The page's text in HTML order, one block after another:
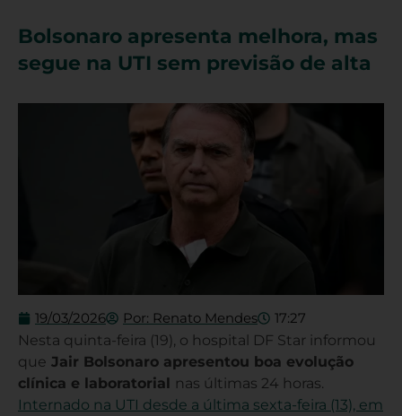
Bolsonaro apresenta melhora, mas
segue na UTI sem previsão de alta
19/03/2026 Por: Renato Mendes 17:27
Nesta quinta-feira (19), o hospital DF Star informou
que Jair Bolsonaro apresentou boa evolução
clínica e laboratorial nas últimas 24 horas.
Internado na UTI desde a última sexta-feira (13), em